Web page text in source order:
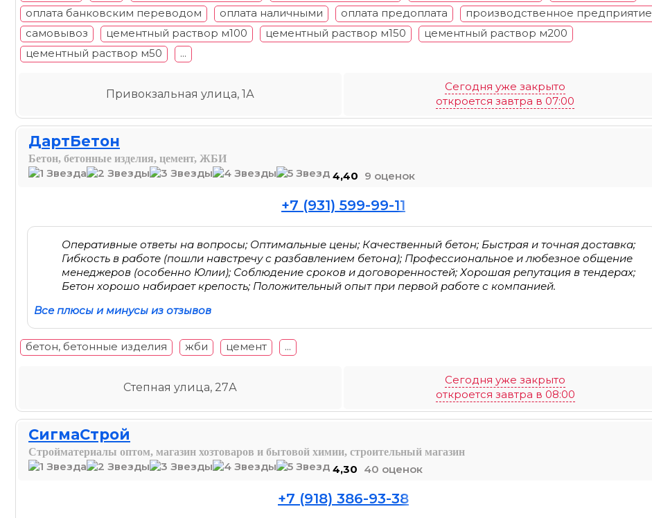
оплата банковским переводом
оплата наличными оплата предоплата
производственное предприятие
самовывоз
цементный раствор м100 цементный раствор м150
цементный раствор м200
цементный раствор м50
...
Привокзальная улица, 1А
Сегодня уже закрыто
откроется завтра в 07:00
ДартБетон
Бетон, бетонные изделия, цемент, ЖБИ
4,40 9 оценок
+7 (931) 599-99-11
Оперативные ответы на вопросы; Оптимальные цены; Качественный бетон; Быстрая и точная доставка;
Гибкость в работе (пошли навстречу с разбавлением бетона); Профессиональное и любезное общение
менеджеров (особенно Юлии); Соблюдение сроков и договоренностей; Хорошая репутация в тендерах;
Бетон хорошо набирает крепость; Положительный опыт при первой работе с компанией.
Все плюсы и минусы из отзывов
бетон, бетонные изделия жби цемент ...
Степная улица, 27А
Сегодня уже закрыто
откроется завтра в 08:00
СигмаСтрой
Стройматериалы оптом, магазин хозтоваров и бытовой химии, строительный магазин
4,30 40 оценок
+7 (918) 386-93-38